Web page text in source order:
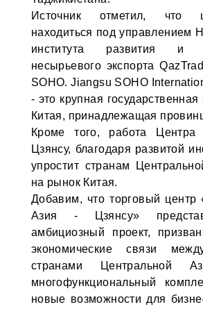
Источник отметил, что
находиться под управлением
института развития и
несырьевого экспорта
SOHO. Jiangsu SOHO
- это крупная государственная
Китая, принадлежащая
Кроме того, работа Центра
Цзянсу, благодаря развитой
упростит странам
на рынок Китая.
Добавим, что торговый центр
Азия - Цзянсу»
амбициозный проект,
экономические связи
странами Центральной
многофункциональный
новые возможности для